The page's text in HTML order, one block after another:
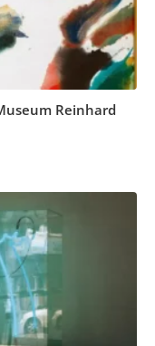
Reinhard